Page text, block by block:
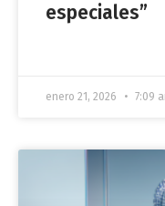
especiales”
enero 21, 2026 7:09